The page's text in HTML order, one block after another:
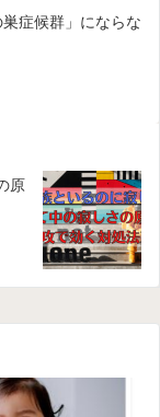
症候群」にならな
原